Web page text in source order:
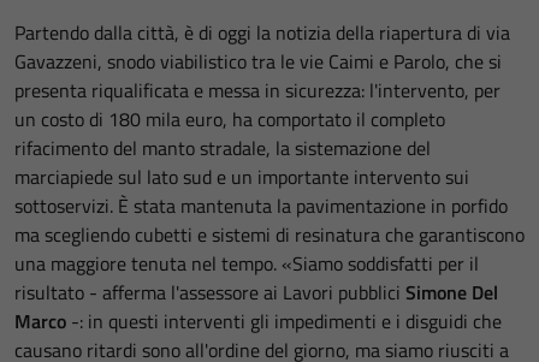
Partendo dalla città, è di oggi la notizia della riapertura di via
Gavazzeni, snodo viabilistico tra le vie Caimi e Parolo, che si
presenta riqualificata e messa in sicurezza: l'intervento, per
un costo di 180 mila euro, ha comportato il completo
rifacimento del manto stradale, la sistemazione del
marciapiede sul lato sud e un importante intervento sui
sottoservizi. È stata mantenuta la pavimentazione in porfido
ma scegliendo cubetti e sistemi di resinatura che garantiscono
una maggiore tenuta nel tempo. «Siamo soddisfatti per il
risultato - afferma l'assessore ai Lavori pubblici Simone Del
Marco -: in questi interventi gli impedimenti e i disguidi che
causano ritardi sono all'ordine del giorno, ma siamo riusciti a